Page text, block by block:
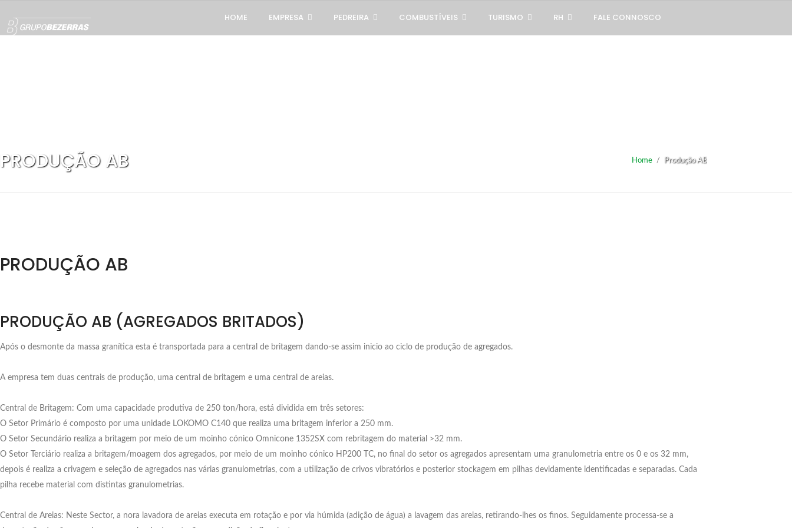
HOME EMPRESA PEDREIRA COMBUSTÍVEIS TURISMO RH FALE CONNOSCO
PRODUÇÃO AB Home / Produção AB
PRODUÇÃO AB
PRODUÇÃO AB (AGREGADOS BRITADOS)
Após o desmonte da massa granítica esta é transportada para a central de britagem dando-se assim inicio ao ciclo de produção de agregados.
A empresa tem duas centrais de produção, uma central de britagem e uma central de areias.
Central de Britagem: Com uma capacidade produtiva de 250 ton/hora, está dividida em três setores:
O Setor Primário é composto por uma unidade LOKOMO C140 que realiza uma britagem inferior a 250 mm.
O Setor Secundário realiza a britagem por meio de um moinho cónico Omnicone 1352SX com rebritagem do material >32 mm.
O Setor Terciário realiza a britagem/moagem dos agregados, por meio de um moinho cónico HP200 TC, no final do setor os agregados apresentam uma granulometria entre os 0 e os 32 mm,
depois é realiza a crivagem e seleção de agregados nas várias granulometrias, com a utilização de crivos vibratórios e posterior stockagem em pilhas devidamente identificadas e separadas. Cada
pilha recebe material com distintas granulometrias.
Central de Areias: Neste Sector, a nora lavadora de areias executa em rotação e por via húmida (adição de água) a lavagem das areias, retirando-lhes os finos. Seguidamente processa-se a